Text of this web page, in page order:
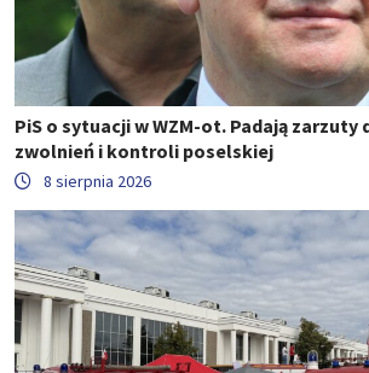
PiS o sytuacji w WZM-ot. Padają zarzuty
zwolnień i kontroli poselskiej
8 sierpnia 2026